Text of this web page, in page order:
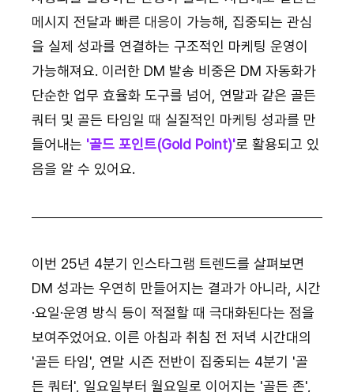
메시지 전달과 빠른 대응이 가능해, 집중되는 관심
을 실제 성과를 연결하는 구조적인 마케팅 운영이
가능해져요. 이러한 DM 발송 비중은 DM 자동화가
단순한 업무 효율화 도구를 넘어, 연말과 같은 골든
쿼터 및 골든 타임일 때 실질적인 마케팅 성과를 만
들어내는 '골드 포인트(Gold Point)'로 활용되고 있
음을 알 수 있어요.
이번 25년 4분기 인스타그램 트렌드를 살펴보면
DM 성과는 우연히 만들어지는 결과가 아니라, 시간
·요일·운영 방식 등이 적절할 때 극대화된다는 점을
보여주었어요. 이른 아침과 취침 전 저녁 시간대의
'골든 타임', 연말 시즌 전반이 집중되는 4분기 '골
든 쿼터', 일요일부터 월요일로 이어지는 '골든 존',